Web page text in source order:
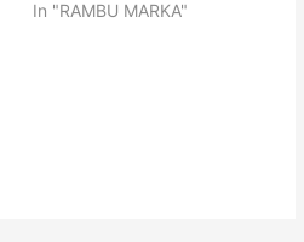
In "RAMBU MARKA"